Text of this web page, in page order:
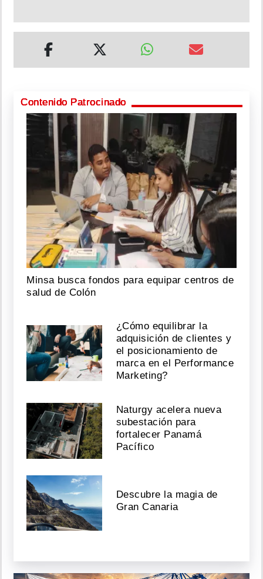
Contenido Patrocinado
Minsa busca fondos para equipar centros de
salud de Colón
¿Cómo equilibrar la
adquisición de clientes y
el posicionamiento de
marca en el Performance
Marketing?
Naturgy acelera nueva
subestación para
fortalecer Panamá
Pacífico
Descubre la magia de
Gran Canaria